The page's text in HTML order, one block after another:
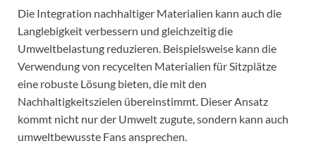
Die Integration nachhaltiger Materialien kann auch die
Langlebigkeit verbessern und gleichzeitig die
Umweltbelastung reduzieren. Beispielsweise kann die
Verwendung von recycelten Materialien für Sitzplätze
eine robuste Lösung bieten, die mit den
Nachhaltigkeitszielen übereinstimmt. Dieser Ansatz
kommt nicht nur der Umwelt zugute, sondern kann auch
umweltbewusste Fans ansprechen.